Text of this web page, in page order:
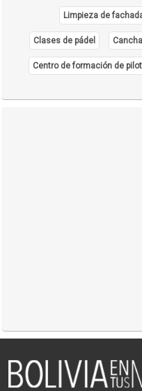
Limpieza de
Clases de pádel
Centro de formación de